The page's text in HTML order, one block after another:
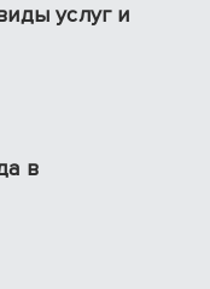
услуг и
в